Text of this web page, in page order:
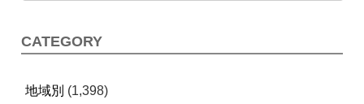
CATEGORY
地域別 (1,398)